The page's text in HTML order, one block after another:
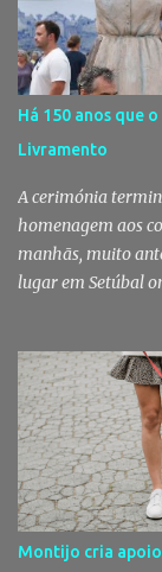
Posto Territorial
uma ação de
uma viatura
furtos e pelo
motivou a
dessas ações que
de um edifício
Há 150 anos que
Livramento
A cerimónia
homenagem aos
manhãs, muito
lugar em Setúbal
fruta, das ervas e
rotina se repete
continua a ser
símbolos da
no último dia de
americana USA
mundo. Mas, para
muito mais do
Montijo cria